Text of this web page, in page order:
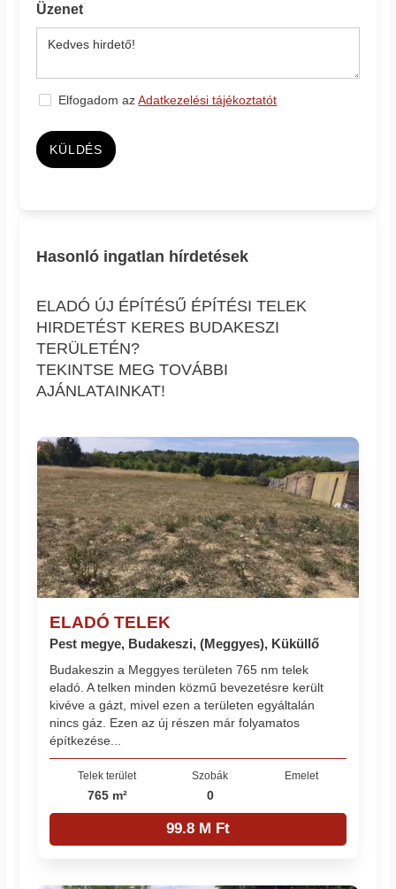
Üzenet
Elfogadom azAdatkezelési tájékoztatót
KÜLDÉS
Hasonló ingatlan hírdetések
ELADÓ ÚJ ÉPÍTÉSŰ ÉPÍTÉSI TELEK
HIRDETÉST KERES BUDAKESZI
TERÜLETÉN?
TEKINTSE MEG TOVÁBBI
AJÁNLATAINKAT!
ELADÓ TELEK
Pest megye, Budakeszi, (Meggyes), Küküllő
Budakeszin a Meggyes területen 765 nm telek
eladó. A telken minden közmű bevezetésre került
kivéve a gázt, mivel ezen a területen egyáltalán
nincs gáz. Ezen az új részen már folyamatos
építkezése...
Telek terület
765 m²
Szobák
0
Emelet
99.8 M Ft